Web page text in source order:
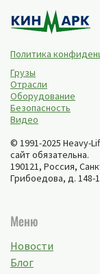
Политика
Грузы
Отрасли
Оборудование
Безопасность
Видео
© 1991-2025 Heavy-
сайт обязательна.
190121, Россия,
Грибоедова, д. 148-
Меню
Новости
Блог